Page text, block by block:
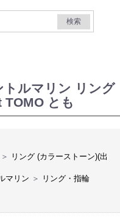
検索
トルマリン リング
とも
＞
リング (カラーストーン)(出
マリン ＞
リング・指輪